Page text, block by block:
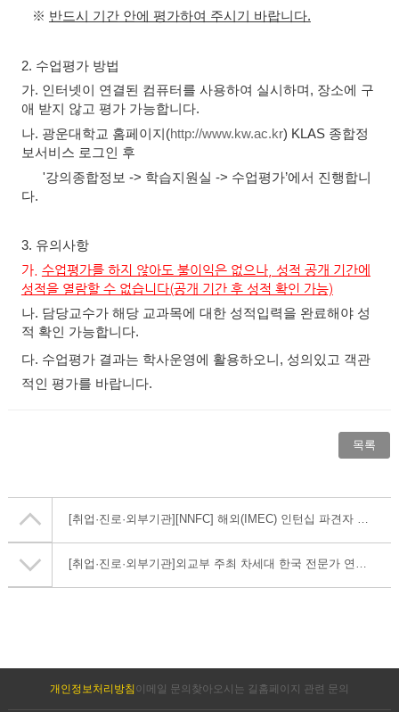
※ 반드시 기간 안에 평가하여 주시기 바랍니다.
2. 수업평가 방법
가. 인터넷이 연결된 컴퓨터를 사용하여 실시하며 , 장소에 구
애 받지 않고 평가 가능합니다.
나. 광운대학교 홈페이지 (http://www.kw.ac.kr) KLAS 종합정
보서비스 로그인 후
'강의종합정보 -> 학습지원실 -> 수업평가’에서 진행합니
다.
3. 유의사항
가. 수업평가를 하지 않아도 불이익은 없으나, 성적 공개 기간에
성적을 열람할 수 없습니다(공개 기간 후 성적 확인 가능)
나. 담당교수가 해당 교과목에 대한 성적입력을 완료해야 성
적 확인 가능합니다.
다. 수업평가 결과는 학사운영에 활용하오니 , 성의있고 객관
적인 평가를 바랍니다.
목록
[취업·진로·외부기관] [NNFC] 해외(IMEC) 인턴십 파견자 모집
[취업·진로·외부기관] 외교부 주최 차세대 한국 전문가 연구모임 모집 안내
개인정보처리방침이메일 문의 찾아오시는 길 홈페이지 관련 문의